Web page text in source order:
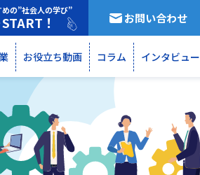
お役立ち動画 コラム インタビュー
の”社会人の学び”
START！ お問い合わせ